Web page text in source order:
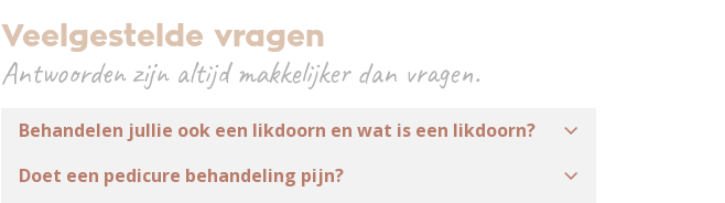
Veelgestelde vragen
Antwoorden zijn altijd makkelijker dan vragen.
Behandelen jullie ook een likdoorn en wat is een likdoorn?
Doet een pedicure behandeling pijn?